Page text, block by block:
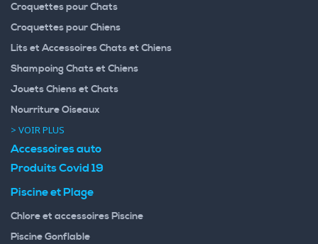
Croquettes pour Chats
Croquettes pour Chiens
Lits et Accessoires Chats et Chiens
Shampoing Chats et Chiens
Jouets Chiens et Chats
Nourriture Oiseaux
> VOIR PLUS
Accessoires auto
Produits Covid 19
Piscine et Plage
Chlore et accessoires Piscine
Piscine Gonflable